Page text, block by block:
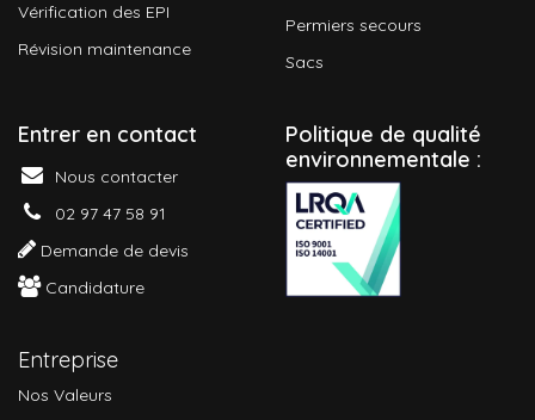
Vérification des EPI
Révision maintenance
Permiers secours
Sacs
Entrer en contact
Nous contacter
02 97 47 58 91
Demande de devis
Candidature
Entreprise
Nos Valeurs
Politique de qualité
environnementale :